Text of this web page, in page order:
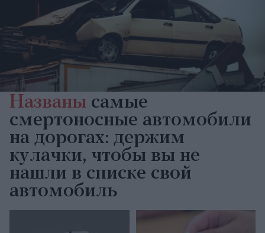
Названы самые
смертоносные автомобили
на дорогах: держим
кулачки, чтобы вы не
нашли в списке свой
автомобиль